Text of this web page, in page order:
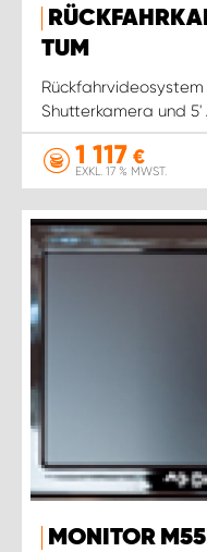
TUM
Shutterkamera und
1 117 €
EXKL. 17 % MWST.
MONITOR